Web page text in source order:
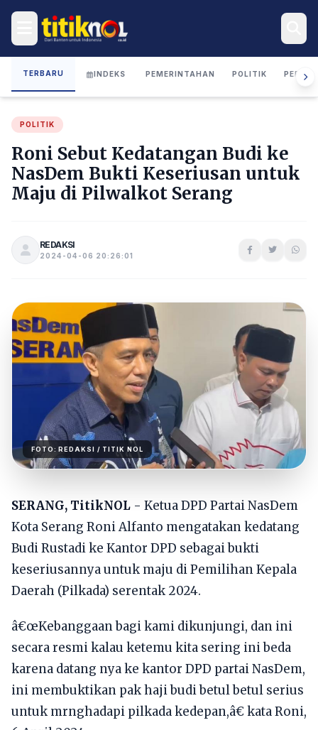
TERBARU INDEKS PEMERINTAHAN POLITIK
POLITIK
Roni Sebut Kedatangan Budi ke
NasDem Bukti Keseriusan untuk
Maju di Pilwalkot Serang
REDAKSI
2024-04-06 20:26:01
FOTO:REDAKSI / TITIK NOL
SERANG, TitikNOL - Ketua DPD Partai NasDem
Kota Serang Roni Alfanto mengatakan kedatang
Budi Rustadi ke Kantor DPD sebagai bukti
keseriusannya untuk maju di Pemilihan Kepala
Daerah (Pilkada) serentak 2024.
â€œKebanggaan bagi kami dikunjungi, dan ini
secara resmi kalau ketemu kita sering ini beda
karena datang nya ke kantor DPD partai NasDem,
ini membuktikan pak haji budi betul betul serius
untuk mrnghadapi pilkada kedepan,â€ kata Roni,